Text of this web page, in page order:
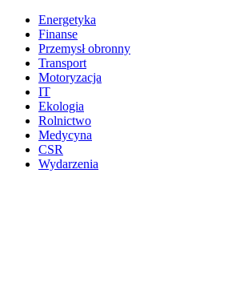
Energetyka
Finanse
Przemysł obronny
Transport
Motoryzacja
IT
Ekologia
Rolnictwo
Medycyna
CSR
Wydarzenia